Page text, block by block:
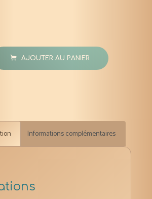
AJOUTER AU PANIER
Informations complémentaires